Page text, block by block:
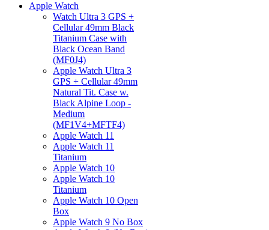
Apple Watch
Watch Ultra 3 GPS +
Cellular 49mm Black
Titanium Case with
Black Ocean Band
(MF0J4)
Apple Watch Ultra 3
GPS + Cellular 49mm
Natural Tit. Case w.
Black Alpine Loop -
Medium
(MF1V4+MFTF4)
Apple Watch 11
Apple Watch 11
Titanium
Apple Watch 10
Apple Watch 10
Titanium
Apple Watch 10 Open
Box
Apple Watch 9 No Box